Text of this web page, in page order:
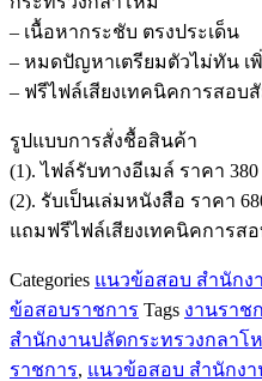
รหัส
ตำแหน่ง
๓๐๔
สำนักงาน
ปลัด
กระทรวง
กลาโหม
ชิ้น
– เนื้อหากระชับ ตรงประเด็น
– หมดปัญหาเตรียมตัวไม่ทัน เ
– ฟรีไฟล์เสียงเทคนิคการสอ
รูปแบบการสั่งชื้อสินค้า
(1). ไฟล์รับทางอีเมล์ ราคา
(2). รับเป็นเล่มหนังสือ ราคา
แถมฟรีไฟล์เสียงเทคนิคการ
Categories แนวข้อสอบ สำนักง
ข้อสอบราชการ Tags งานราช
สำนักงานปลัดกระทรวงกลาโ
ราชการ, แนวข้อสอบ สำนักง